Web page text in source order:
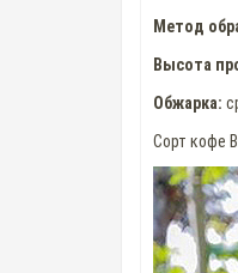
Метод
Высота
Обжарка:
Сорт кофе